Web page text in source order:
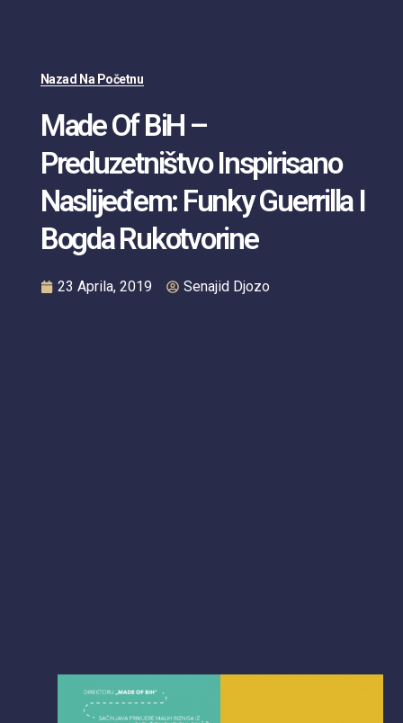
Nazad Na Početnu
Made Of BiH –
Preduzetništvo Inspirisano
Naslijeđem: Funky Guerrilla I
Bogda Rukotvorine
23 Aprila, 2019 Senajid Djozo